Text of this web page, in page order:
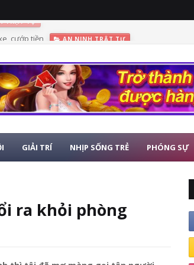
cướp tiền AN NINH TRẬT TỰ
GIẢI TRÍ NHỊP SỐNG TRẺ PHÓNG SỰ
ra khỏi phòng